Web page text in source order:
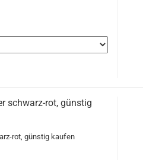
schwarz-rot, günstig
rot, günstig kaufen